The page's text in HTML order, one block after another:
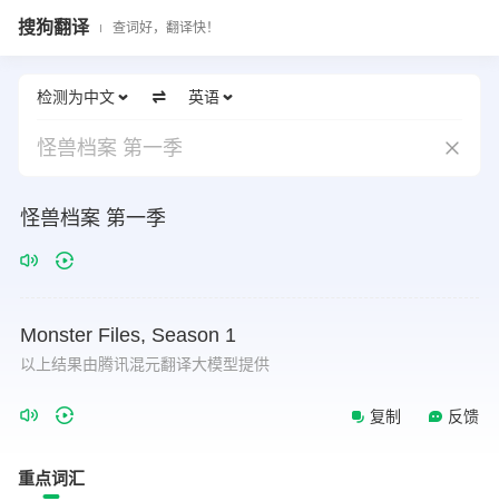
搜狗翻译 查词好，翻译快！
检测为中文 英语
怪兽档案 第一季
怪兽档案 第一季
Monster Files, Season 1
以上结果由腾讯混元翻译大模型提供
复制 反馈
重点词汇